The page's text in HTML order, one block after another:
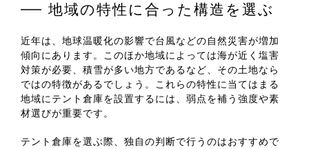
地域の特性に合った構造を選ぶ
近年は、地球温暖化の影響で台風などの自然災害が増加
傾向にあります。このほか地域によっては海が近く塩害
対策が必要、積雪が多い地方であるなど、その土地なら
ではの特徴があるでしょう。これらの特性に当てはまる
地域にテント倉庫を設置するには、弱点を補う強度や素
材選びが重要です。
テント倉庫を選ぶ際、独自の判断で行うのはおすすめで